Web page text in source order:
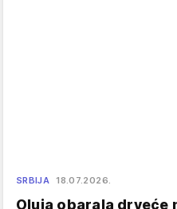
SRBIJA 18.07.2026.
Oluja obarala drveće